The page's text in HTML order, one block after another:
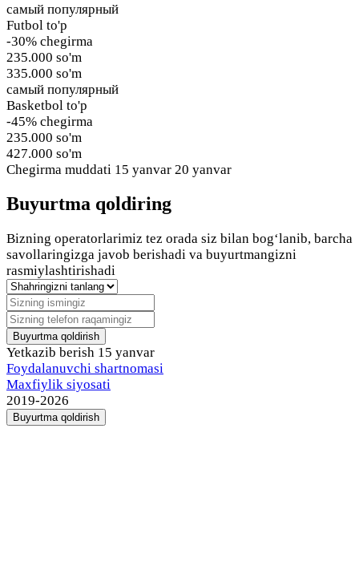
самый популярный
Futbol to'p
-30% chegirma
235.000 so'm
335.000 so'm
самый популярный
Basketbol to'p
-45% chegirma
235.000 so'm
427.000 so'm
Chegirma muddati 15 yanvar 20 yanvar
Buyurtma qoldiring
Bizning operatorlarimiz tez orada siz bilan bog‘lanib, barcha
savollaringizga javob berishadi va buyurtmangizni
rasmiylashtirishadi
Buyurtma qoldirish
Yetkazib berish 15 yanvar
Foydalanuvchi shartnomasi
Maxfiylik siyosati
2019-2026
Buyurtma qoldirish